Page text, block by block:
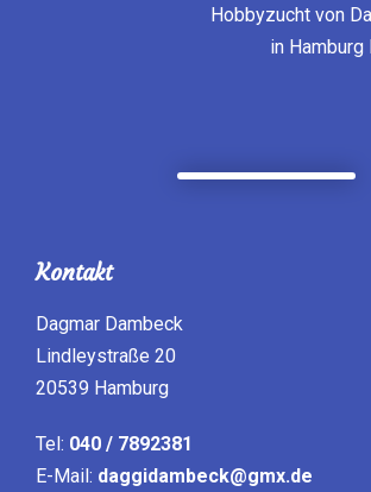
Hobbyzucht von
in
Kontakt
Dagmar Dambeck
Lindleystraße 20
20539 Hamburg
Tel: 040 / 7892381
E-Mail: daggidambeck@gmx.de